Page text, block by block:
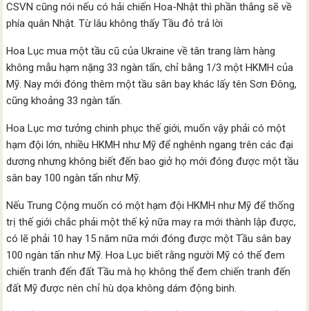
CSVN cũng nói nếu có hải chiến Hoa-Nhật thì phần thắng sẽ về
phía quân Nhật. Từ lâu không thấy Tầu đỏ trả lời
Hoa Lục mua một tầu cũ của Ukraine về tân trang làm hàng
không mẫu hạm nặng 33 ngàn tấn, chỉ bằng 1/3 một HKMH của
Mỹ. Nay mới đóng thêm một tầu sân bay khác lấy tên Sơn Đông,
cũng khoảng 33 ngàn tấn.
Hoa Lục mơ tưởng chinh phục thế giới, muốn vậy phải có một
hạm đội lớn, nhiều HKMH như Mỹ để nghênh ngang trên các đại
dương nhưng không biết đến bao giở họ mới đóng được một tầu
sân bay 100 ngàn tấn như Mỹ.
Nếu Trung Cộng muốn có một hạm đội HKMH như Mỹ để thống
trị thế giới chắc phải một thế kỷ nữa may ra mới thành lập được,
có lẽ phải 10 hay 15 năm nữa mới đóng được một Tầu sân bay
100 ngàn tấn như Mỹ. Hoa Lục biết rằng người Mỹ có thể đem
chiến tranh đến đất Tầu mà họ không thể đem chiến tranh đến
đất Mỹ được nên chỉ hù dọa không dám động binh.